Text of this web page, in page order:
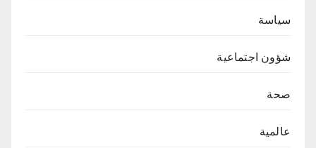
سياسة
شؤون اجتماعية
صحة
عالمية